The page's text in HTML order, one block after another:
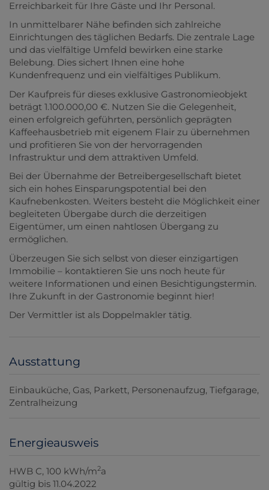
Erreichbarkeit für Ihre Gäste und Ihr Personal.
In unmittelbarer Nähe befinden sich zahlreiche
Einrichtungen des täglichen Bedarfs. Die zentrale Lage
und das vielfältige Umfeld bewirken eine starke
Belebung. Dies sichert Ihnen eine hohe
Kundenfrequenz und ein vielfältiges Publikum.
Der Kaufpreis für dieses exklusive Gastronomieobjekt
beträgt 1.100.000,00 €. Nutzen Sie die Gelegenheit,
einen erfolgreich geführten, persönlich geprägten
Kaffeehausbetrieb mit eigenem Flair zu übernehmen
und profitieren Sie von der hervorragenden
Infrastruktur und dem attraktiven Umfeld.
Bei der Übernahme der Betreibergesellschaft bietet
sich ein hohes Einsparungspotential bei den
Kaufnebenkosten. Weiters besteht die Möglichkeit einer
begleiteten Übergabe durch die derzeitigen
Eigentümer, um einen nahtlosen Übergang zu
ermöglichen.
Überzeugen Sie sich selbst von dieser einzigartigen
Immobilie – kontaktieren Sie uns noch heute für
weitere Informationen und einen Besichtigungstermin.
Ihre Zukunft in der Gastronomie beginnt hier!
Der Vermittler ist als Doppelmakler tätig.
Ausstattung
Einbauküche Gas Parkett Personenaufzug Tiefgarage
Zentralheizung
Energieausweis
HWB C, 100 kWh/m2a
gültig bis 11.04.2022